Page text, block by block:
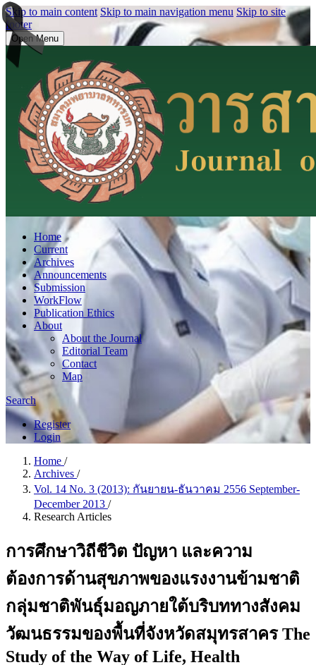
Skip to main content Skip to main navigation menu Skip to site
footer
Open Menu
Home
Current
Archives
Announcements
Submission
WorkFlow
Publication Ethics
About
About the Journal
Editorial Team
Contact
Map
Search
Register
Login
Home /
Archives /
Vol. 14 No. 3 (2013): กันยายน-ธันวาคม 2556 September-
December 2013 /
Research Articles
การศึกษาวิถีชีวิต ปัญหา และความ
ต้องการด้านสุขภาพของแรงงานข้ามชาติ
กลุ่มชาติพันธุ์มอญภายใต้บริบททางสังคม
วัฒนธรรมของพื้นที่จังหวัดสมุทรสาคร The
Study of the Way of Life, Health